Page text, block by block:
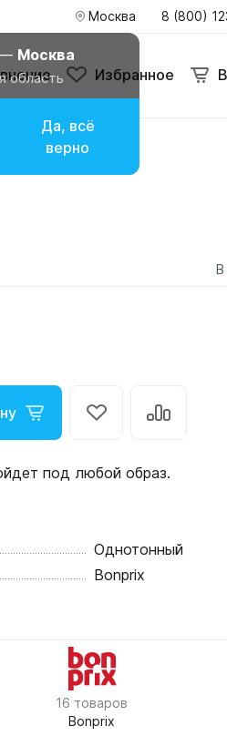
Москва
— Москва
область
Да, всё
верно
8 (800)
Избранное
В
под любой образ.
Однотонный
Bonprix
16 товаров
Bonprix